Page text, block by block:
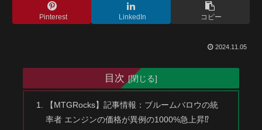
Pinterest LinkedIn コピー
2024.11.05
目次
【MTGRocks】記事情報：ブルームバロウの統
率者 エンジンの価格が異例の1000%急上昇⁉